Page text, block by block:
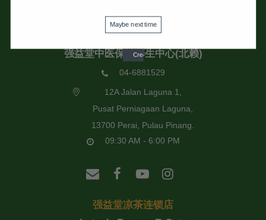
11600 Pulau Pinang.
09:30 AM - 6:00 PM
强益堂中医保健养生中心(北赖)
04-6881529
12A Jalan Laguna 1,
Pusat Perniagaan Laguna,
13700 Perai, Pulau Pinang.
09:30 AM - 6:00 PM
强益堂凉茶连锁店
Maybe next time